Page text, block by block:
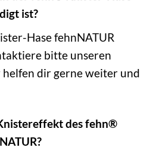
ist?
Hase fehnNATUR
bitte unseren
dir gerne weiter und
des fehn®